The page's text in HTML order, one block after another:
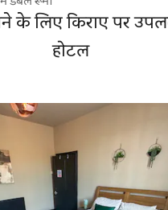
के लिए किराए पर
होटल